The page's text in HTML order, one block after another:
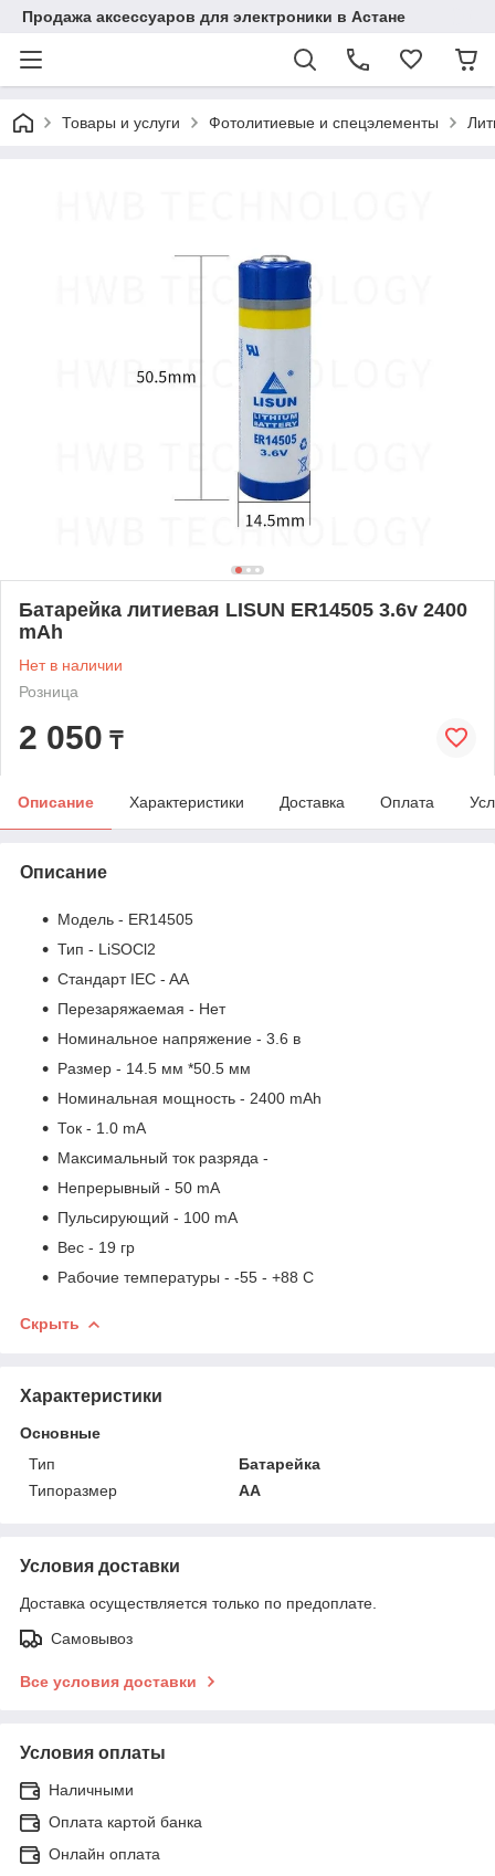
Продажа аксессуаров для электроники в Астане
Товары и услуги Фотолитиевые и спецэлементы
Батарейка литиевая LISUN ER14505 3.6v 2400
mAh
Нет в наличии
Розница
2 050 ₸
Описание Характеристики Доставка Оплата
Описание
Модель - ER14505
Тип - LiSOCl2
Стандарт IEC - AA
Перезаряжаемая - Нет
Номинальное напряжение - 3.6 в
Размер - 14.5 мм *50.5 мм
Номинальная мощность - 2400 mAh
Ток - 1.0 mA
Максимальный ток разряда -
Непрерывный - 50 mA
Пульсирующий - 100 mA
Вес - 19 гр
Рабочие температуры - -55 - +88 С
Скрыть
Характеристики
Основные
Тип
Батарейка
Типоразмер
AA
Условия доставки
Доставка осуществляется только по предоплате.
Самовывоз
Все условия доставки
Условия оплаты
Наличными
Оплата картой банка
Онлайн оплата